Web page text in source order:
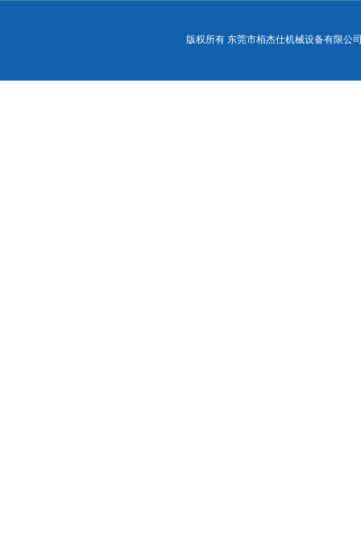
版权所有 东莞市栢杰仕机械设备有限公